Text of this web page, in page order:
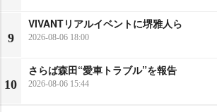
9
VIVANTリアルイベントに堺雅人ら
2026-08-06 18:00
10
さらば森田“愛車トラブル”を報告
2026-08-06 15:44